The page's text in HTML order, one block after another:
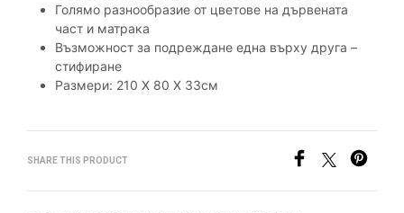
Голямо разнообразие от цветове на дървената
част и матрака
Възможност за подреждане една върху друга –
стифиране
Размери: 210 Х 80 Х 33см
SHARE THIS PRODUCT